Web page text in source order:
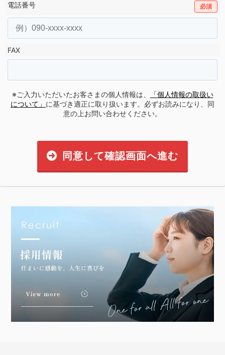
電話番号 必須
FAX
※ご入力いただいたお客さまの個人情報は、
「個人情報の取扱い
について」 に基づき適正に取り扱います。必ずお読みになり、同
意の上お問い合わせください。
同意して確認画面へ進む